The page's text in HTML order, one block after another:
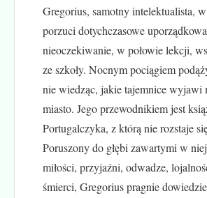
Gregorius, samotny intelektualista,
porzuci dotychczasowe
nieoczekiwanie, w połowie lekcji,
ze szkoły. Nocnym pociągiem
nie wiedząc, jakie tajemnice wyjawi
miasto. Jego przewodnikiem jest
Portugalczyka, z którą nie rozstaje
Poruszony do głębi zawartymi w
miłości, przyjaźni, odwadze,
śmierci, Gregorius pragnie